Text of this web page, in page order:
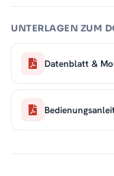
UNTERLAGEN ZUM
Datenblatt &